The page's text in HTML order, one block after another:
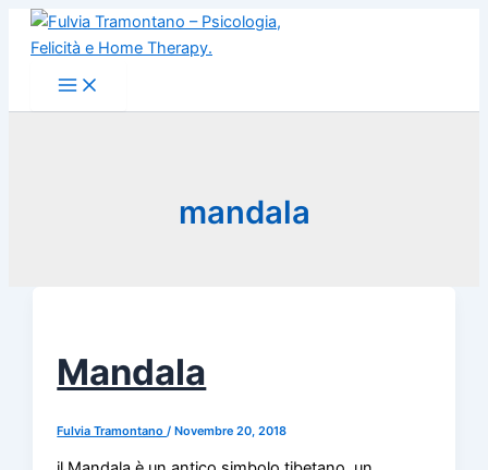
mandala
Mandala
Fulvia Tramontano/Novembre 20, 2018